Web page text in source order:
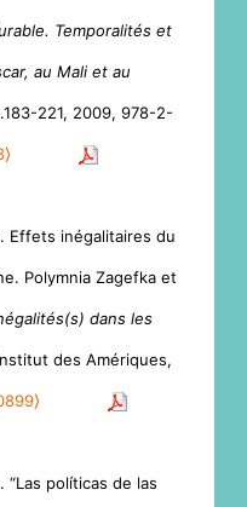
Temporalités et
au Mali et au
221, 2009, 978-2-
Effets inégalitaires du
Polymnia Zagefka et
dans les
des Amériques,
“Las políticas de las